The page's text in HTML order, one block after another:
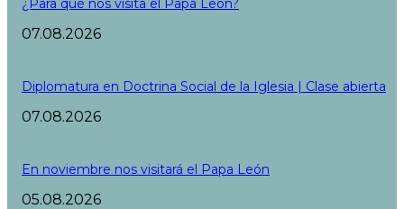
¿Para qué nos visita el Papa León?
07.08.2026
Diplomatura en Doctrina Social de la Iglesia | Clase abierta
07.08.2026
En noviembre nos visitará el Papa León
05.08.2026